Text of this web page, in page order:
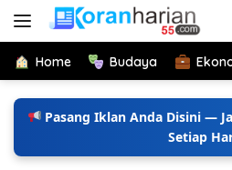
Langsung
Home Budaya
Pasang Iklan Anda Disini —
Setiap